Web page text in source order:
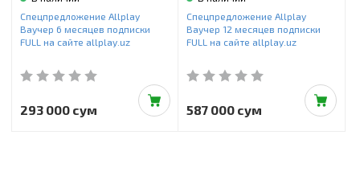
Инструменты и техника
Товары для дома
Красота и здоровье
Пылесосы
Спецпредложение Allplay
Ваучер 6 месяцев подписки
FULL на сайте allplay.uz
293 000 сум
Спецпредложение Allplay
Ваучер 12 месяцев подписки
FULL на сайте allplay.uz
587 000 сум